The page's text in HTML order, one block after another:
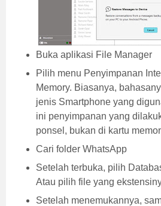
Buka aplikasi File Manager
Pilih menu Penyimpanan
Memory. Biasanya,
jenis Smartphone yang
ini penyimpanan yang
ponsel, bukan di kartu
Cari folder WhatsApp
Setelah terbuka, pilih
Atau pilih file yang
Setelah menemukannya,